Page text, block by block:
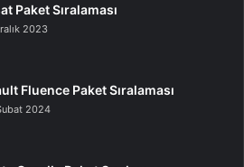
Paket Sıralaması
2023
Fluence Paket Sıralaması
2024